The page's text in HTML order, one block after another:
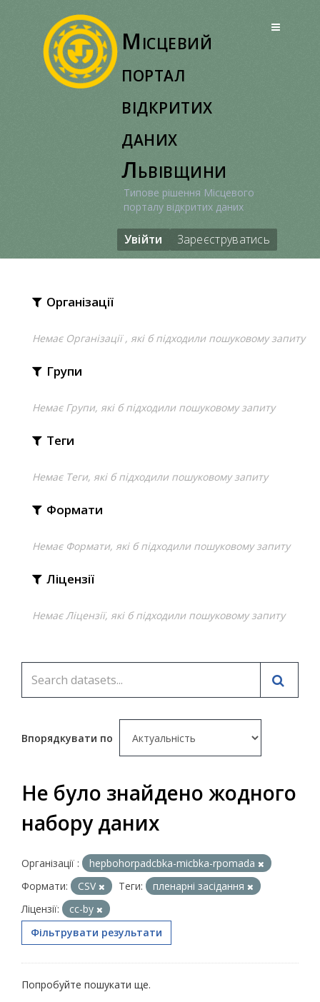
Місцевий
портал
відкритих
даних
Львівщини
Типове рішення Місцевого
порталу відкритих даних
Увійти Зареєструватись
Організації
Немає Організації , які б підходили пошуковому запиту
Групи
Немає Групи, які б підходили пошуковому запиту
Теги
Немає Теги, які б підходили пошуковому запиту
Формати
Немає Формати, які б підходили пошуковому запиту
Ліцензії
Немає Ліцензії, які б підходили пошуковому запиту
Впорядкувати по
Не було знайдено жодного
набору даних
Організації :
hepbohorpadcbka-micbka-rpomada
Формати:
CSV Теги:
пленарні засідання
Ліцензії:
cc-by
Фільтрувати результати
Попробуйте пошукати ще.